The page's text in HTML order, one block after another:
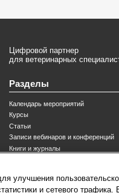
Цифровой партнер
для ветеринарных
Разделы
Календарь мероприятий
Курсы
Статьи
Записи вебинаров и конференций
Книги и журналы
Техническая поддержка
улучшения
и сетевого